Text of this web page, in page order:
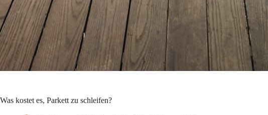
Was kostet es, Parkett zu schleifen?